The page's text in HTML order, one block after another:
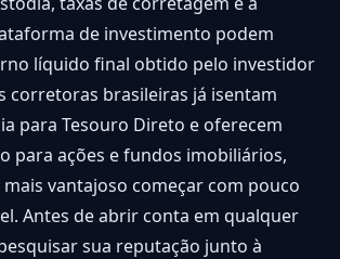
de investimento podem
líquido final obtido pelo investidor
corretoras brasileiras já isentam
para Tesouro Direto e oferecem
para ações e fundos imobiliários,
vantajoso começar com pouco
Antes de abrir conta em qualquer
sua reputação junto à